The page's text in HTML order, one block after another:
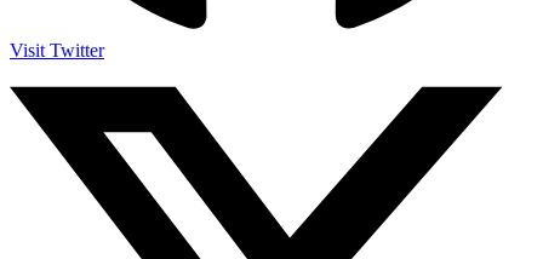
Visit Twitter